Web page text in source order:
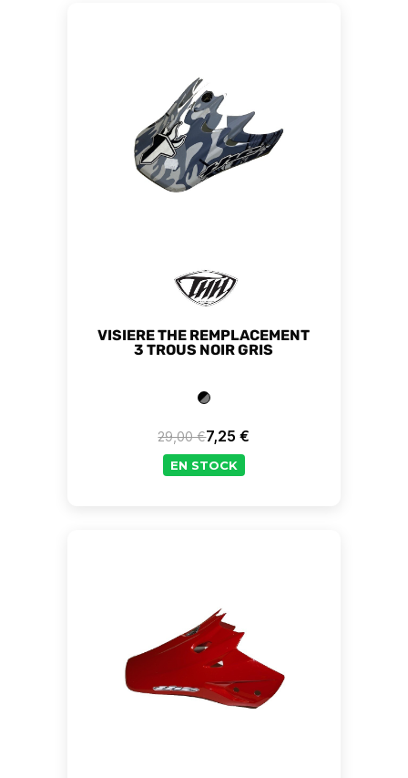
VISIERE THE REMPLACEMENT
3 TROUS NOIR GRIS
Prix de base
29,00 €Prix
7,25 €
EN STOCK